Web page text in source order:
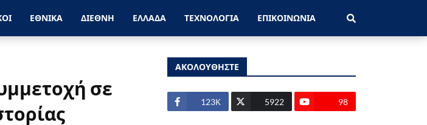
ΕΘΝΙΚΑ ΔΙΕΘΝΗ ΕΛΛΑΔΑ ΤΕΧΝΟΛΟΓΙΑ ΕΠΙΚΟΙΝΩΝΙΑ
σε
ΑΚΟΛΟΥΘΗΣΤΕ
123Κ 5922 98